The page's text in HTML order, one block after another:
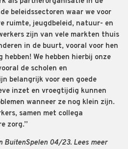
beleidssectoren waar we voor
ruimte, jeugdbeleid, natuur- en
zijn van vele markten thuis
in de buurt, vooral voor hen
We hebben hierbij onze
de scholen en
belangrijk voor een goede
inzet en vroegtijdig kunnen
wanneer ze nog klein zijn.
samen met collega
zorg.”
BuitenSpelen 04/23. Lees meer